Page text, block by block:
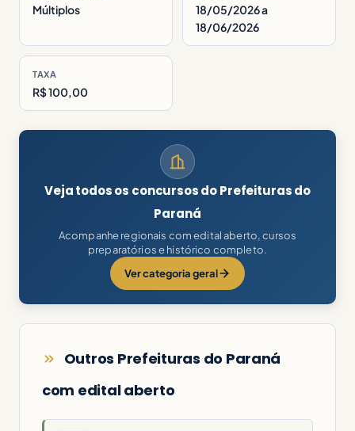
Múltiplos
18/05/2026 a
18/06/2026
TAXA
R$ 100,00
Veja todos os concursos do Prefeituras do
Paraná
Acompanhe regionais com edital aberto, cursos
preparatórios e histórico completo.
Ver categoria geral
Outros Prefeituras do Paraná
com edital aberto